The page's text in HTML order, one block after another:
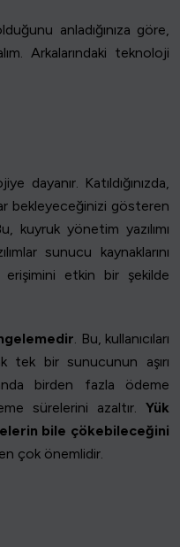
anladığınıza göre,
Arkalarındaki teknoloji
dayanır. Katıldığınızda,
bekleyeceğinizi gösteren
kuyruk yönetim yazılımı
sunucu kaynaklarını
erişimini etkin bir şekilde
. Bu, kullanıcıları
tek bir sunucunun aşırı
birden fazla ödeme
sürelerini azaltır. Yük
bile çökebileceğini
çok önemlidir.